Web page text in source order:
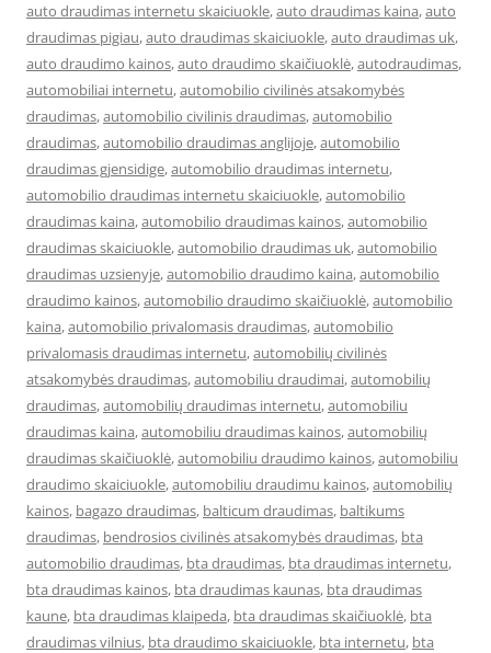
auto draudimas internetu skaiciuokle,auto draudimas kaina,auto
draudimas pigiau,auto draudimas skaiciuokle,auto draudimas uk,
auto draudimo kainos,auto draudimo skaičiuoklė,autodraudimas,
automobiliai internetu,automobilio civilinės atsakomybės
draudimas,automobilio civilinis draudimas,automobilio
draudimas,automobilio draudimas anglijoje,automobilio
draudimas gjensidige,automobilio draudimas internetu,
automobilio draudimas internetu skaiciuokle,automobilio
draudimas kaina,automobilio draudimas kainos,automobilio
draudimas skaiciuokle,automobilio draudimas uk,automobilio
draudimas uzsienyje,automobilio draudimo kaina,automobilio
draudimo kainos,automobilio draudimo skaičiuoklė,automobilio
kaina,automobilio privalomasis draudimas,automobilio
privalomasis draudimas internetu,automobilių civilinės
atsakomybės draudimas,automobiliu draudimai,automobilių
draudimas,automobilių draudimas internetu,automobiliu
draudimas kaina,automobiliu draudimas kainos,automobilių
draudimas skaičiuoklė,automobiliu draudimo kainos,automobiliu
draudimo skaiciuokle,automobiliu draudimu kainos,automobilių
kainos, bagazo draudimas, balticum draudimas, baltikums
draudimas, bendrosios civilinės atsakomybės draudimas, bta
automobilio draudimas, bta draudimas, bta draudimas internetu,
bta draudimas kainos, bta draudimas kaunas, bta draudimas
kaune, bta draudimas klaipeda, bta draudimas skaičiuoklė, bta
draudimas vilnius, bta draudimo skaiciuokle, bta internetu, bta